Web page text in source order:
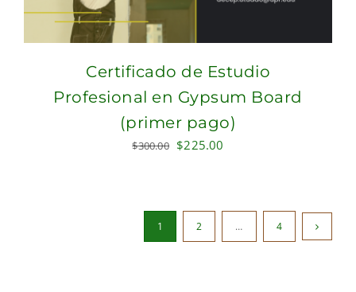
Certificado de Estudio
Profesional en Gypsum Board
(primer pago)
$300.00 Original
$225.00
1 2 … 4